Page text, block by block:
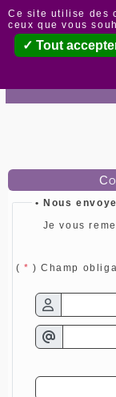
• Nous
Je vous
( * ) Champ
Panneau de
Ce site utilise des
ceux que vous
Tout